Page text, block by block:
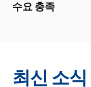
수요 충족
최신 소식